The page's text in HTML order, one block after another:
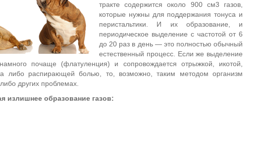
тракте содержится около 900 см3 газов,
которые нужны для поддержания тонуса и
перистальтики. И их образование, и
периодическое выделение с частотой от 6
до 20 раз в день — это полностью обычный
естественный процесс. Если же выделение
почаще (флатуленция) и сопровождается отрыжкой, икотой,
либо распирающей болью, то, возможно, таким методом организм
других проблемах.
излишнее образование газов: